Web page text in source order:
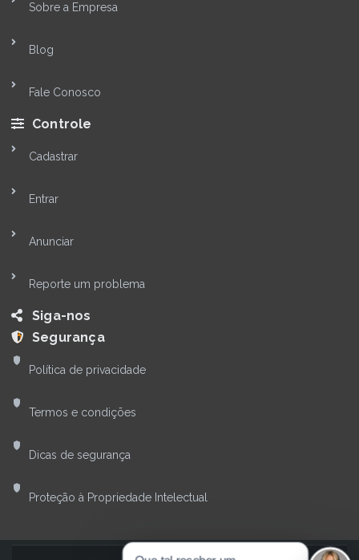
Sobre a Empresa
Blog
Fale Conosco
Controle
Cadastrar
Entrar
Anunciar
Reporte um problema
Siga-nos
Segurança
Política de privacidade
Termos e condições
Dicas de segurança
Proteção à Propriedade IntelectualOlá! Quer falar com nossa